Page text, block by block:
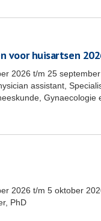
voor huisartsen
2026 t/m 25
assistant,
2026 t/m 5 oktober
PhD